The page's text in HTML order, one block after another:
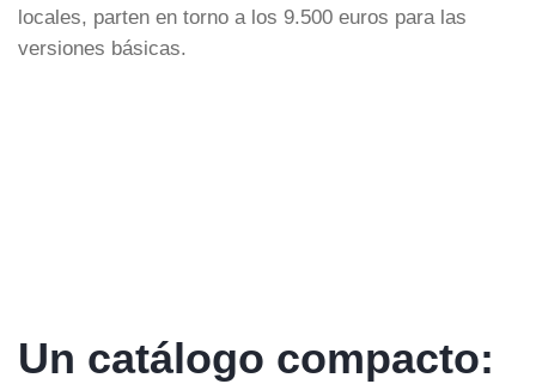
locales, parten en torno a los 9.500 euros para las
versiones básicas.
Un catálogo compacto: